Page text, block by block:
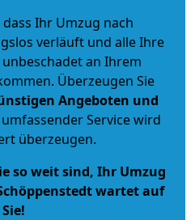
Ihr Umzug nach
verläuft und alle Ihre
an Ihrem
Überzeugen Sie
Angeboten und
Service wird
überzeugen.
so weit sind, Ihr Umzug
wartet auf
Sie!